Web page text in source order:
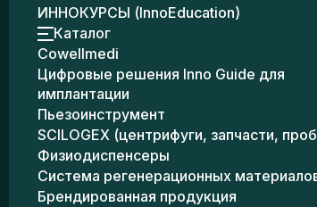
ИННОКУРСЫ (InnoEducation)
Каталог
Cowellmedi
Цифровые решения Inno Guide для
имплантации
Пьезоинструмент
SCILOGEX (центрифуги, запчасти,
Физиодиспенсеры
Система регенерационных
Брендированная продукция